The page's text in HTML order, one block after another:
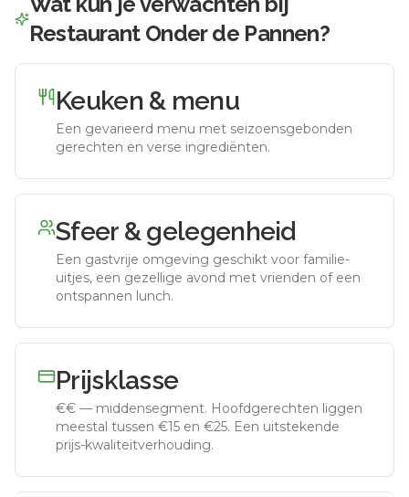
Restaurant Onder de Pannen?
Keuken & menu
Een gevarieerd menu met seizoensgebonden
gerechten en verse ingrediënten.
Sfeer & gelegenheid
Een gastvrije omgeving geschikt voor familie-
uitjes, een gezellige avond met vrienden of een
ontspannen lunch.
Prijsklasse
€€ — middensegment. Hoofdgerechten liggen
meestal tussen €15 en €25. Een uitstekende
prijs-kwaliteitverhouding.